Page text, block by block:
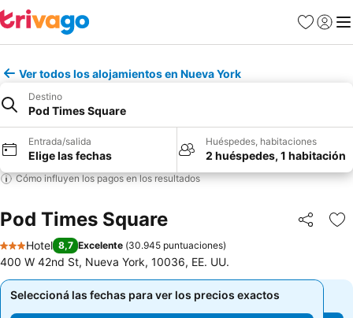
Favoritos
Iniciar
Ver todos los alojamientos en Nueva York
Destino
Pod Times Square
Entrada/salida
Elige las fechas
Huéspedes, habitaciones
2 huéspedes, 1 habitación
Cómo influyen los pagos en los resultados
Pod Times Square Compartir
3 Estrellas
Hotel 8,7 Excelente (30.945 puntuaciones)
400 W 42nd St, Nueva York, 10036, EE. UU.
Seleccioná las fechas para ver los precios exactos
Seleccioná las fechas para ver los precios exactos